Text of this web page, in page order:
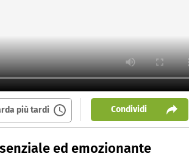
più tardi Condividi
ed emozionante